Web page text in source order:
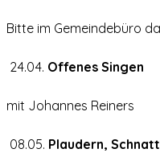
Bitte im Gemeindebüro
24.04. Offenes Singen
mit Johannes Reiners
08.05. Plaudern,